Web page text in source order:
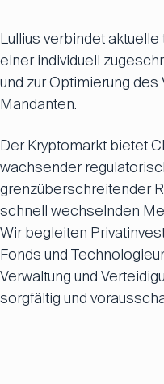
Lullius verbindet
einer individuell
und zur Optimierung
Mandanten.
Der Kryptomarkt bietet
wachsender
grenzüberschreitender
schnell wechselnden
Wir begleiten
Fonds und
Verwaltung und
sorgfältig und